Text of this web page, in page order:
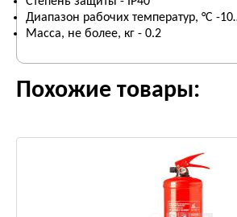
Диапазон рабочих температур, °С -
Масса, не более, кг - 0.2
Похожие товары: